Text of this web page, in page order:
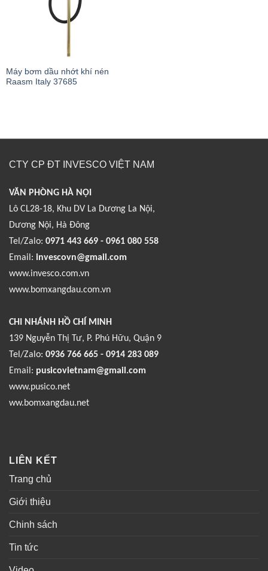
Máy bơm dầu nhớt khí nén
Raasm Italy 37685
CTY CP ĐT INVESCO VIỆT NAM
VĂN PHÒNG HÀ NỘI
Lô CL28-18, Khu DV La Dương La Nội,
Dương Nội, Hà Đông
Tel/Zalo: 0971 443 669 - 0961 080 558
Email: invescovn@gmail.com
www.invesco.com.vn
www.bomxangdau.com.vn
CHI NHÁNH HỒ CHÍ MINH
139 Nguyễn Thị Tư, P. Phú Hữu, Quận 9
Tel/Zalo: 0936 766 665 - 0914 283 089
Email: pusicovietnam@gmail.com
www.pusico.net
ww.bomxangdau.net
LIÊN KẾT
Trang chủ
Giới thiệu
Chinh sách
Tin tức